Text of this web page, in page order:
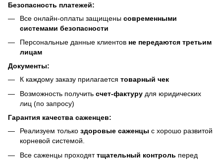
Безопасность платежей:
Все онлайн-оплаты защищены современными
системами безопасности
Персональные данные клиентов не передаются третьим
лицам
Документы:
К каждому заказу прилагается товарный чек
Возможность получить счет-фактуру для юридических
лиц (по запросу)
Гарантия качества саженцев:
Реализуем только здоровые саженцы с хорошо развитой
корневой системой.
Все саженцы проходяттщательный контроль перед